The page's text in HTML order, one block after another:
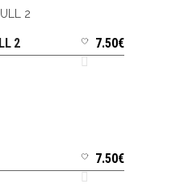
AU PANIER
2 7.50€
AU PANIER 7.50€